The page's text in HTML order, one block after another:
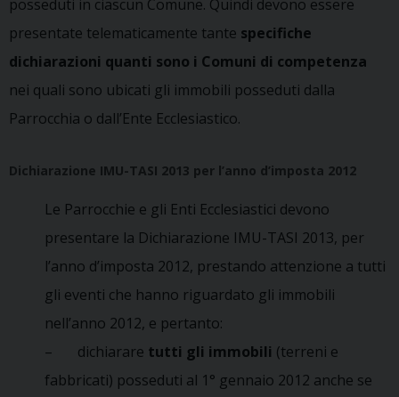
posseduti in ciascun Comune. Quindi devono essere
presentate telematicamente tante specifiche
dichiarazioni quanti sono i Comuni di competenza
nei quali sono ubicati gli immobili posseduti dalla
Parrocchia o dall’Ente Ecclesiastico.
Dichiarazione IMU-TASI 2013 per l’anno d’imposta 2012
Le Parrocchie e gli Enti Ecclesiastici devono
presentare la Dichiarazione IMU-TASI 2013, per
l’anno d’imposta 2012, prestando attenzione a tutti
gli eventi che hanno riguardato gli immobili
nell’anno 2012, e pertanto:
– dichiarare tutti gli immobili (terreni e
fabbricati) posseduti al 1° gennaio 2012 anche se